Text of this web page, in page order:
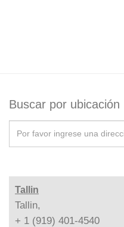
Buscar por ubicación
Tallin
Tallin,
+ 1 (919) 401-4540